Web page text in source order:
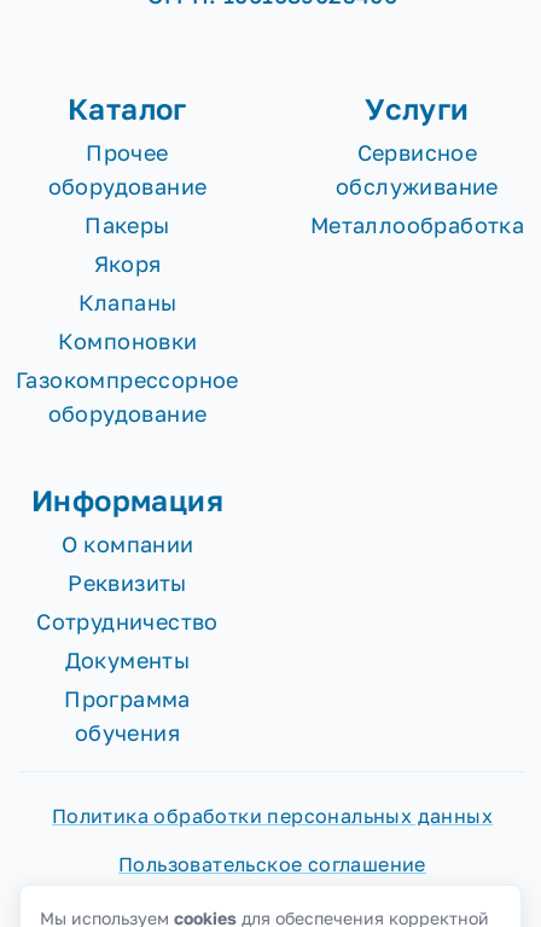
Каталог
Прочее
оборудование
Пакеры
Якоря
Клапаны
Компоновки
Газокомпрессорное
оборудование
Услуги
Сервисное
обслуживание
Металлообработка
Информация
О компании
Реквизиты
Сотрудничество
Документы
Программа
обучения
Политика обработки персональных данных
Пользовательское соглашение
Согласие на обработку персональных данных
Мы используем cookies для обеспечения корректной